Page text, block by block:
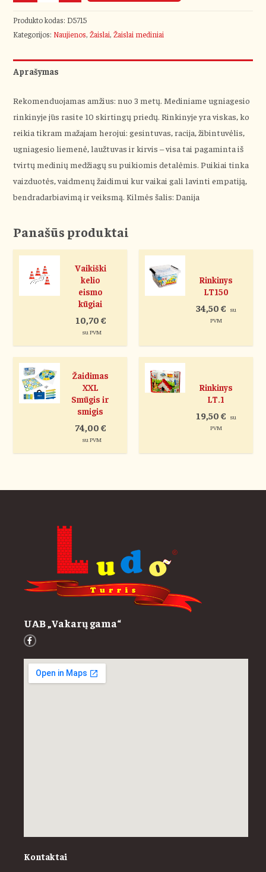
Produkto kodas:D5715
Kategorijos: Naujienos,Žaislai,Žaislai mediniai
Aprašymas
Rekomenduojamas amžius: nuo 3 metų. Mediniame ugniagesio
rinkinyje jūs rasite 10 skirtingų priedų. Rinkinyje yra viskas, ko
reikia tikram mažajam herojui: gesintuvas, racija, žibintuvėlis,
ugniagesio liemenė, laužtuvas ir kirvis – visa tai pagaminta iš
tvirtų medinių medžiagų su puikiomis detalėmis. Puikiai tinka
vaizduotės, vaidmenų žaidimui kur vaikai gali lavinti empatiją,
bendradarbiavimą ir veiksmą. Kilmės šalis: Danija
Panašūs produktai
Vaikiški
kelio
eismo
kūgiai
10,70 €
su PVM
Rinkinys
LT150
34,50 €
su
PVM
Žaidimas
XXL
Smūgis ir
smigis
74,00€
su PVM
Rinkinys
LT.1
19,50 €
su
PVM
UAB „Vakarų gama“
Kontaktai